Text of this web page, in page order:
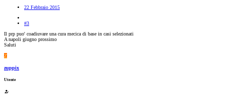
22 Febbraio 2015
#3
Il prp puo' coadiuvare una cura mecica di base in casi selezionati
A napoli giugno prossimo
Saluti
Z
zuppix
Utente